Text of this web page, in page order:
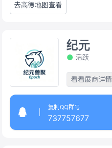
去高德地图查看
纪元
活跃
看看展商详情
复制QQ群号
737757677